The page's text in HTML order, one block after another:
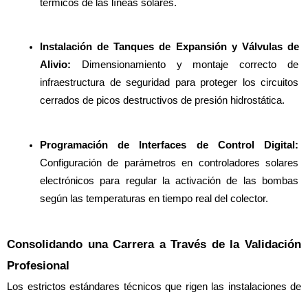
térmicos de las líneas solares.
Instalación de Tanques de Expansión y Válvulas de
Alivio: Dimensionamiento y montaje correcto de
infraestructura de seguridad para proteger los circuitos
cerrados de picos destructivos de presión hidrostática.
Programación de Interfaces de Control Digital:
Configuración de parámetros en controladores solares
electrónicos para regular la activación de las bombas
según las temperaturas en tiempo real del colector.
Consolidando una Carrera a Través de la Validación
Profesional
Los estrictos estándares técnicos que rigen las instalaciones de